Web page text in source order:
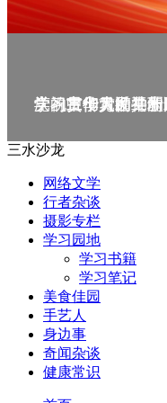
庆祝中华人民共
学习贯彻党的二
党的二十大精神
学习宣传贯彻党
学习贯彻习近平
三水沙龙
网络文学
行者杂谈
摄影专栏
学习园地
学习书籍
学习笔记
美食佳园
手艺人
身边事
奇闻杂谈
健康常识